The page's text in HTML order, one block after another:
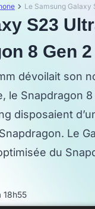
S23
8 Gen
dévoilait son
le Snapdragon
disposaient
Le
du
18h55